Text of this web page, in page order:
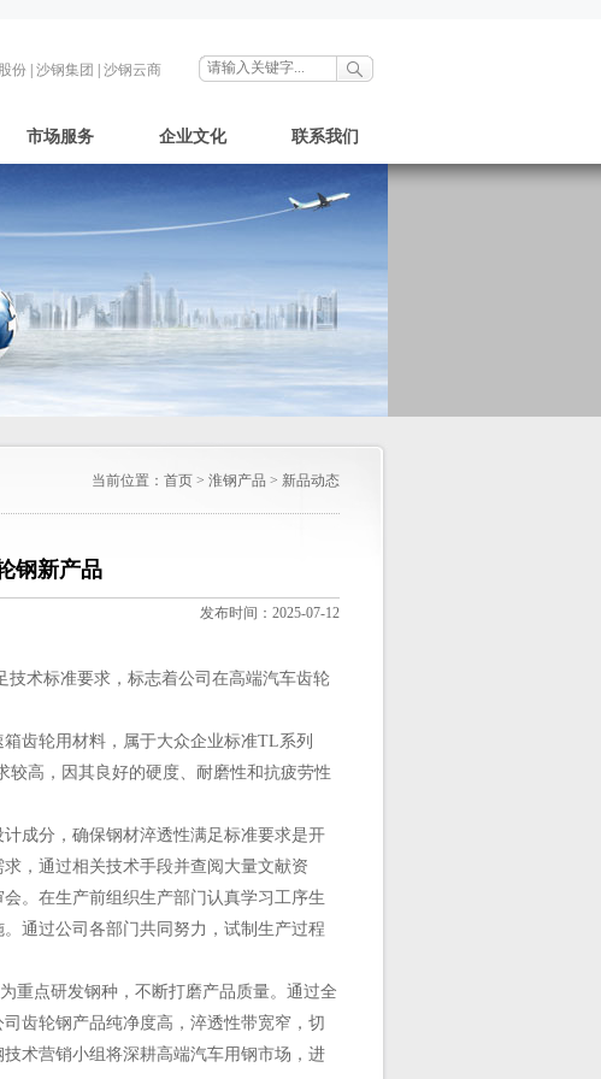
份 沙钢集团 沙钢云商
市场服务 企业文化 联系我们
当前位置： 首页 > 淮钢产品 > 新品动态
钢新产品
发布时间：2025-07-12
术标准要求，标志着公司在高端汽车齿轮
齿轮用材料，属于大众企业标准TL系列
高，因其良好的硬度、耐磨性和抗疲劳性
成分，确保钢材淬透性满足标准要求是开
，通过相关技术手段并查阅大量文献资
。在生产前组织生产部门认真学习工序生
通过公司各部门共同努力，试制生产过程
点研发钢种，不断打磨产品质量。通过全
齿轮钢产品纯净度高，淬透性带宽窄，切
术营销小组将深耕高端汽车用钢市场，进